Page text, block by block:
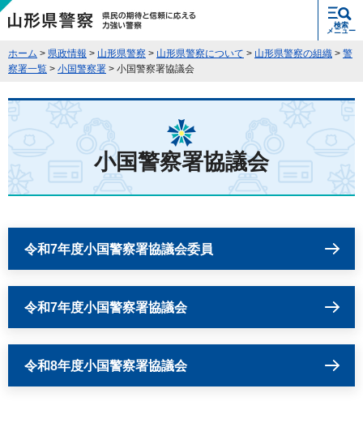
県民の期待と信頼に応える力強い警
察 山形県警察
検索
メニュー
ホーム > 県政情報 > 山形県警察 > 山形県警察について > 山形県警察の組織 > 警
察署一覧 > 小国警察署 > 小国警察署協議会
小国警察署協議会
令和7年度小国警察署協議会委員
令和7年度小国警察署協議会
令和8年度小国警察署協議会